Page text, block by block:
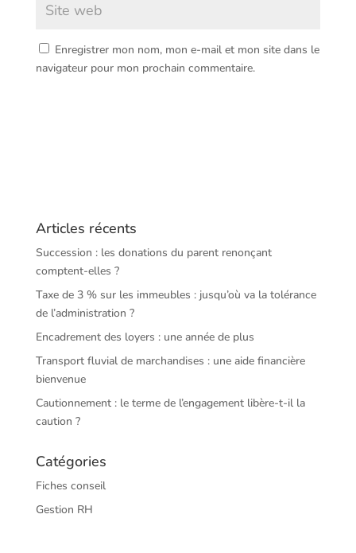
Enregistrer mon nom, mon e-mail et mon site dans le
navigateur pour mon prochain commentaire.
Articles récents
Succession : les donations du parent renonçant
comptent-elles ?
Taxe de 3 % sur les immeubles : jusqu’où va la tolérance
de l’administration ?
Encadrement des loyers : une année de plus
Transport fluvial de marchandises : une aide financière
bienvenue
Cautionnement : le terme de l’engagement libère-t-il la
caution ?
Catégories
Fiches conseil
Gestion RH